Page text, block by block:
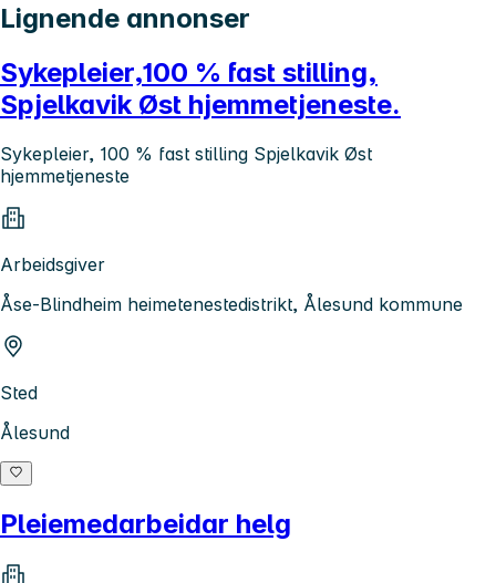
Lignende annonser
Sykepleier,100 % fast stilling,
Spjelkavik Øst hjemmetjeneste.
Sykepleier, 100 % fast stilling Spjelkavik Øst
hjemmetjeneste
Arbeidsgiver
Åse-Blindheim heimetenestedistrikt, Ålesund kommune
Sted
Ålesund
Pleiemedarbeidar helg